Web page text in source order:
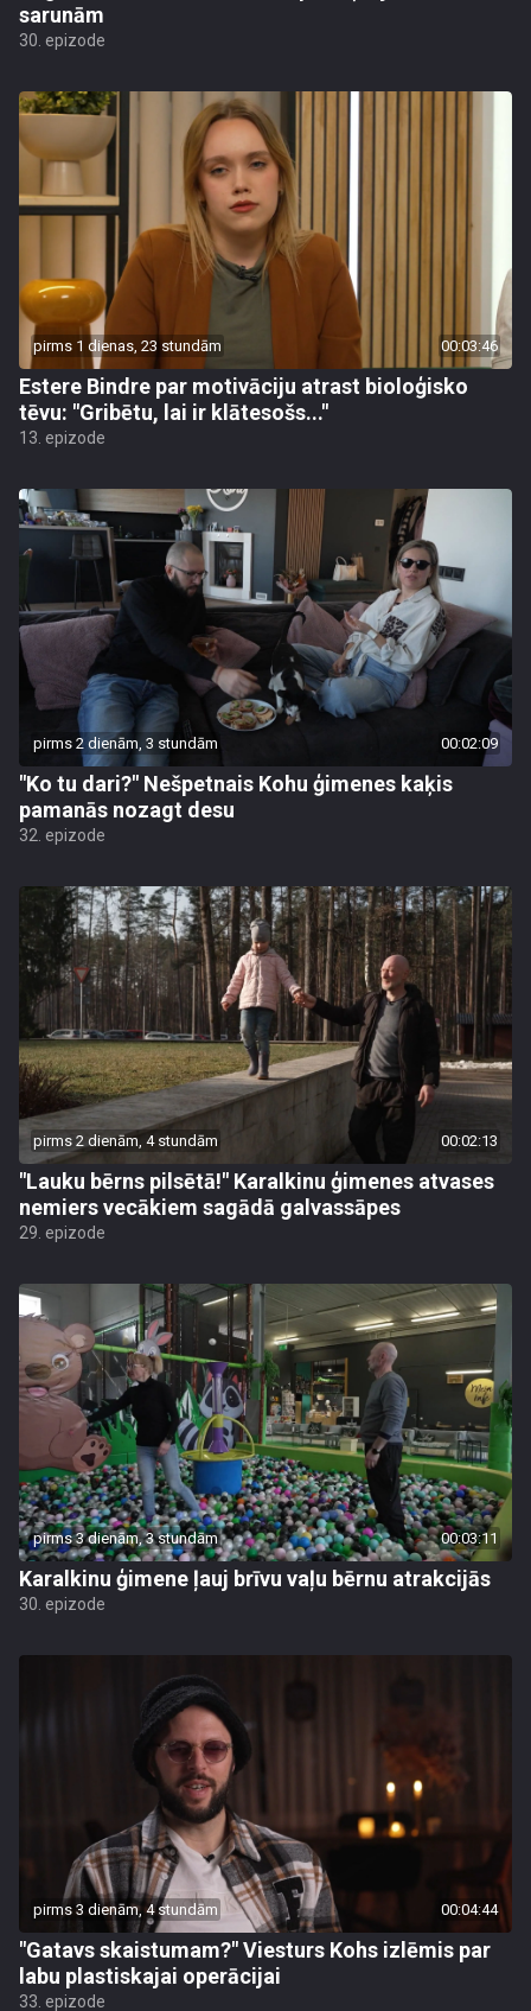
sarunām
30. epizode
pirms 1 dienas, 23 stundām 00:03:46
Estere Bindre par motivāciju atrast bioloģisko
tēvu: "Gribētu, lai ir klātesošs..."
13. epizode
pirms 2 dienām, 3 stundām 00:02:09
"Ko tu dari?" Nešpetnais Kohu ģimenes kaķis
pamanās nozagt desu
32. epizode
pirms 2 dienām, 4 stundām 00:02:13
"Lauku bērns pilsētā!" Karalkinu ģimenes atvases
nemiers vecākiem sagādā galvassāpes
29. epizode
pirms 3 dienām, 3 stundām 00:03:11
Karalkinu ģimene ļauj brīvu vaļu bērnu atrakcijās
30. epizode
pirms 3 dienām, 4 stundām 00:04:44
"Gatavs skaistumam?" Viesturs Kohs izlēmis par
labu plastiskajai operācijai
33. epizode